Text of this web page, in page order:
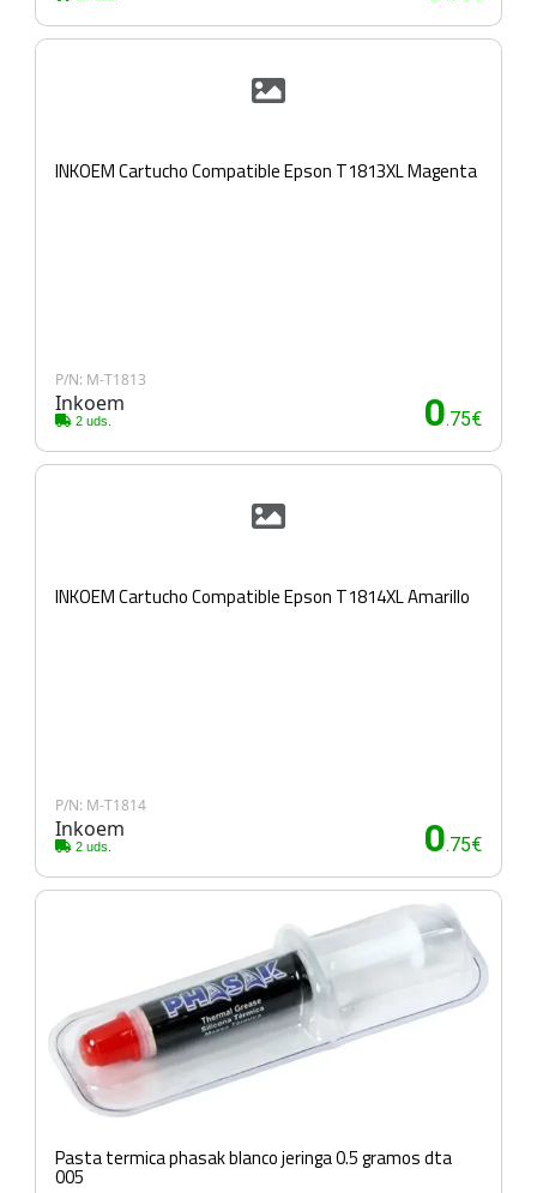
INKOEM Cartucho Compatible Epson T1813XL Magenta
P/N: M-T1813
Inkoem
2 uds. 0.75€
INKOEM Cartucho Compatible Epson T1814XL Amarillo
P/N: M-T1814
Inkoem
2 uds. 0.75€
Pasta termica phasak blanco jeringa 0.5 gramos dta
005